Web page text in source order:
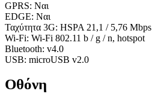
GPRS: Ναι
EDGE: Ναι
Ταχύτητα 3G: HSPA 21,1 / 5,76 Mbps
Wi-Fi: Wi-Fi 802.11 b / g / n, hotspot
Bluetooth: v4.0
USB: microUSB v2.0
Οθόνη